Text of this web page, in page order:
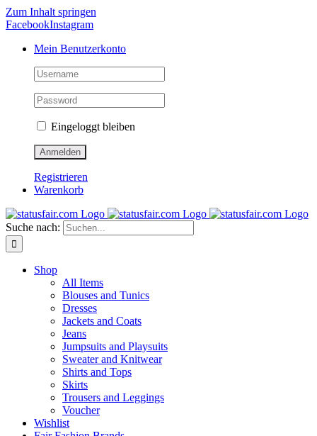
Zum Inhalt springen
FacebookInstagram
Mein Benutzerkonto
Eingeloggt bleiben
Registrieren
Warenkorb
Suche nach:
Shop
All Items
Blouses and Tunics
Dresses
Jackets and Coats
Jeans
Jumpsuits and Playsuits
Sweater and Knitwear
Shirts and Tops
Skirts
Trousers and Leggings
Voucher
Wishlist